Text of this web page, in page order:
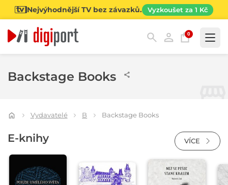
Nejvýhodnější TV bez závazků. Vyzkoušet za 1 Kč
0
Backstage Books
Vydavatelé B Backstage Books
E-knihy VÍCE